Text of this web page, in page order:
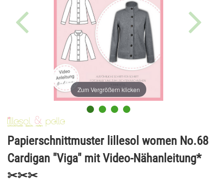
Zum Vergrößern klicken
Papierschnittmuster lillesol women No.68
Cardigan "Viga" mit Video-Nähanleitung*
✂✂✂